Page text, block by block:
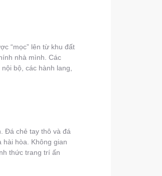
“mọc” lên từ khu đất
nhà mình. Các
bộ, các hành lang,
Đá chẻ tay thô và đá
hòa. Không gian
thức trang trí ấn